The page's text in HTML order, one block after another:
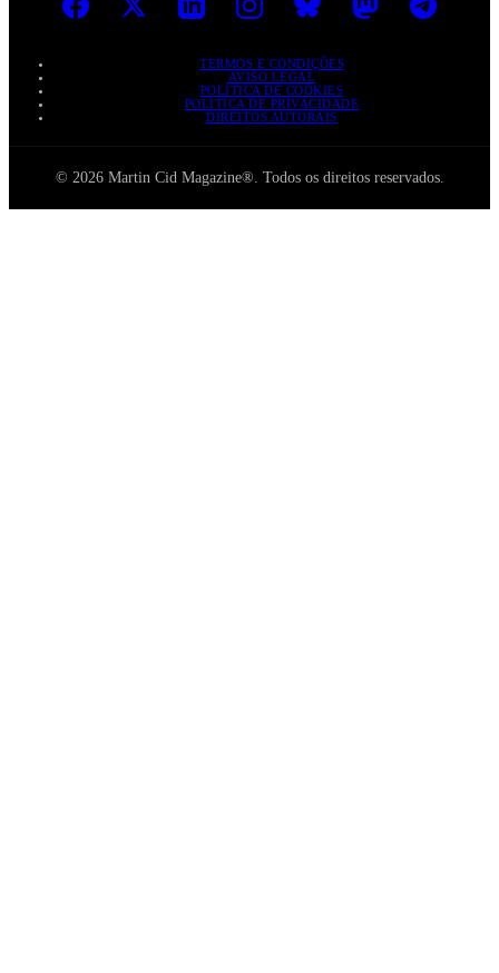
TERMOS E CONDIÇÕES
AVISO LEGAL
POLÍTICA DE COOKIES
POLÍTICA DE PRIVACIDADE
DIREITOS AUTORAIS
© 2026 Martin Cid Magazine®. Todos os direitos reservados.